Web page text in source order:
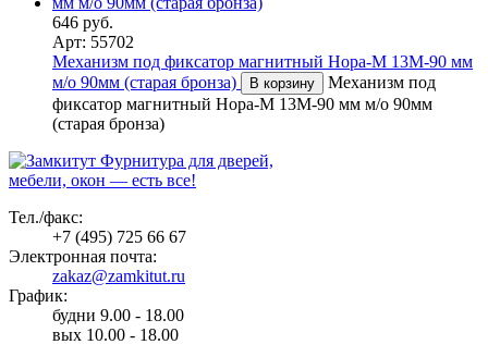
646 руб.
Арт: 55702
Механизм под фиксатор магнитный Нора-М 13М-90 мм
м/о 90мм (старая бронза)
В корзину
Механизм под
фиксатор магнитный Нора-М 13М-90 мм м/о 90мм
(старая бронза)
Фурнитура для дверей,
мебели, окон — есть все!
Тел./факс:
+7 (495) 725 66 67
Электронная почта:
zakaz@zamkitut.ru
График:
будни 9.00 - 18.00
вых 10.00 - 18.00